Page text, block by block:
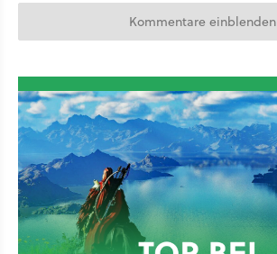
Kommentare einblenden